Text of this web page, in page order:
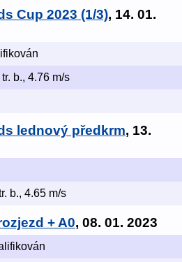
Cup 2023 (1/3), 14. 01.
b., 4.76 m/s
lednový předkrm, 13.
b., 4.65 m/s
+ A0, 08. 01. 2023